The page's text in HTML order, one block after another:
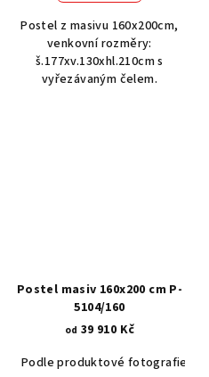
Postel z masivu 160x200cm,
venkovní rozměry:
š.177xv.130xhl.210cm s
vyřezávaným čelem.
Postel masiv 160x200 cm P-
5104/160
od 39 910 Kč
Podle produktové fotografie